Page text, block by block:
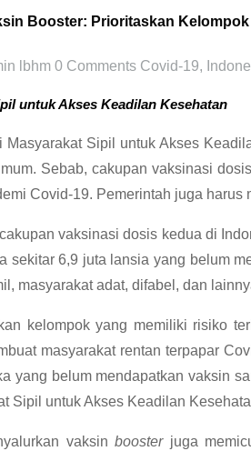
Booster: Prioritaskan
lbhm 0 Comments Covid-19,
untuk Akses Keadilan Kesehatan
Masyarakat Sipil untuk Akses
Sebab, cakupan vaksinasi
Covid-19. Pemerintah juga
vaksinasi dosis kedua di
sekitar 6,9 juta lansia yang belum
masyarakat adat, difabel, dan
kelompok yang memiliki risiko
masyarakat rentan terpapar
yang belum mendapatkan vaksin
Sipil untuk Akses Keadilan
vaksinbooster juga